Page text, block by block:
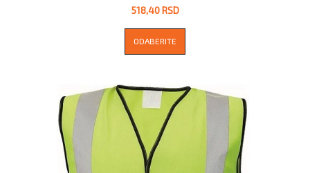
518,40 RSD
ODABERITE